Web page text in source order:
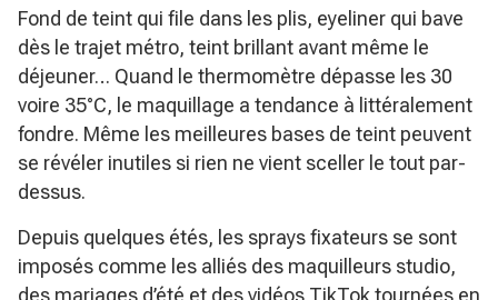
Fond de teint qui file dans les plis, eyeliner qui bave
dès le trajet métro, teint brillant avant même le
déjeuner… Quand le thermomètre dépasse les 30
voire 35°C, le maquillage a tendance à littéralement
fondre. Même les meilleures bases de teint peuvent
se révéler inutiles si rien ne vient sceller le tout par-
dessus.
Depuis quelques étés, les sprays fixateurs se sont
imposés comme les alliés des maquilleurs studio,
des mariages d’été et des vidéos TikTok tournées en